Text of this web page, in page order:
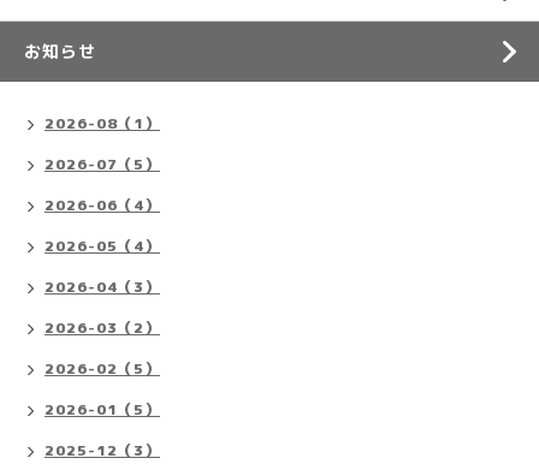
お知らせ
2026-08（1）
2026-07（5）
2026-06（4）
2026-05（4）
2026-04（3）
2026-03（2）
2026-02（5）
2026-01（5）
2025-12（3）